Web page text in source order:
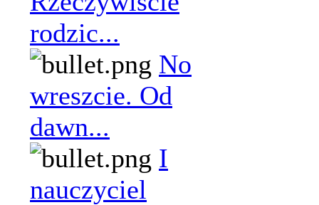
rodzic...
No
wreszcie. Od
dawn...
I
nauczyciel